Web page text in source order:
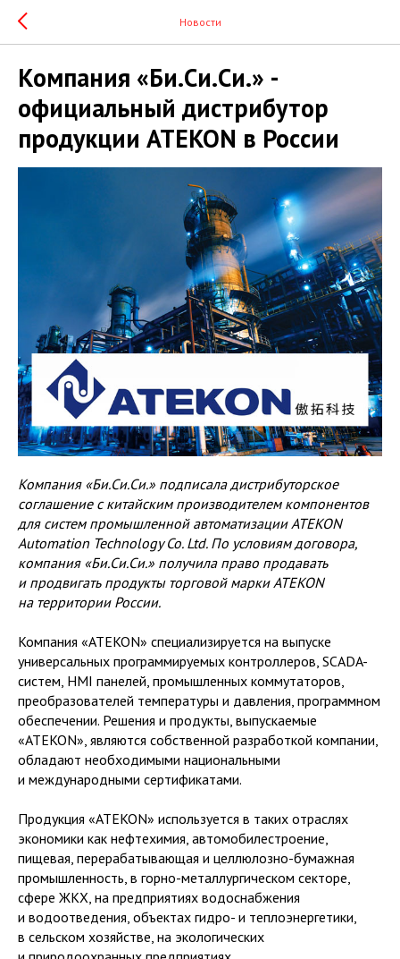
Новости
Компания «Би.Си.Cи.» -
официальный дистрибутор
продукции ATEKON в России
Компания «Би.Си.Cи.» подписала дистрибуторское
соглашение с китайским производителем компонентов
для систем промышленной автоматизации ATEKON
Automation Technology Co. Ltd. По условиям договора,
компания «Би.Си.Cи.» получила право продавать
и продвигать продукты торговой марки ATEKON
на территории России.
Компания «ATEKON» специализируется на выпуске
универсальных программируемых контроллеров, SCADA-
систем, HMI панелей, промышленных коммутаторов,
преобразователей температуры и давления, программном
обеспечении. Решения и продукты, выпускаемые
«ATEKON», являются собственной разработкой компании,
обладают необходимыми национальными
и международными сертификатами.
Продукция «ATEKON» используется в таких отраслях
экономики как нефтехимия, автомобилестроение,
пищевая, перерабатывающая и целлюлозно-бумажная
промышленность, в горно-металлургическом секторе,
сфере ЖКХ, на предприятиях водоснабжения
и водоотведения, объектах гидро- и теплоэнергетики,
в сельском хозяйстве, на экологических